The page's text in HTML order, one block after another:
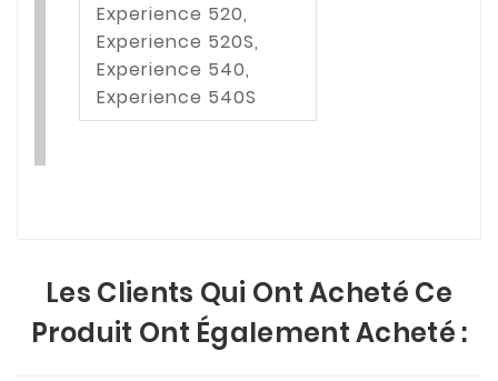
Experience 520,
Experience 520S,
Experience 540,
Experience 540S
Les Clients Qui Ont Acheté Ce
Produit Ont Également Acheté :